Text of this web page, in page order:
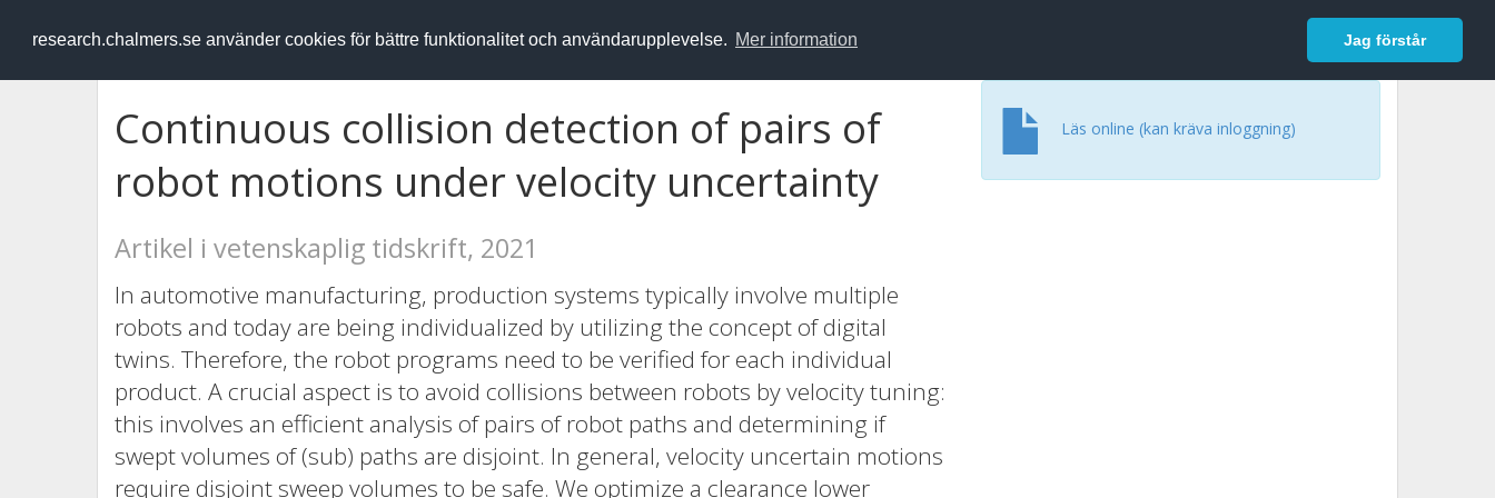
research.chalmers.se använder cookies för bättre funktionalitet och användarupplevelse. Mer information Jag förstår
RESEARCH.chalmers.se Logga in
Continuous collision detection of pairs of
robot motions under velocity uncertainty
Artikel i vetenskaplig tidskrift, 2021
In automotive manufacturing, production systems typically involve multiple
robots and today are being individualized by utilizing the concept of digital
twins. Therefore, the robot programs need to be verified for each individual
product. A crucial aspect is to avoid collisions between robots by velocity tuning:
this involves an efficient analysis of pairs of robot paths and determining if
swept volumes of (sub) paths are disjoint. In general, velocity uncertain motions
require disjoint sweep volumes to be safe. We optimize a clearance lower
Läs online (kan kräva inloggning)